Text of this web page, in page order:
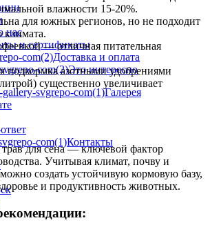
нас
и сертификаты
Доставка и оплата
Это интересно
Галерея
Контакты
влажности 15-20%.
для южных регионов, но не подходит
климата.
— отличная питательная
подкормка азотными удобрениями
существенно увеличивает
для сена — ключевой фактор
Учитывая климат, почву и
создать устойчивую кормовую базу,
и продуктивность животных.